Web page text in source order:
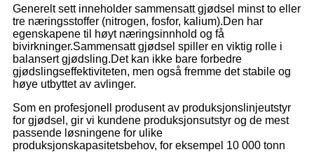
Generelt sett inneholder sammensatt gjødsel minst to eller
tre næringsstoffer (nitrogen, fosfor, kalium).Den har
egenskapene til høyt næringsinnhold og få
bivirkninger.Sammensatt gjødsel spiller en viktig rolle i
balansert gjødsling.Det kan ikke bare forbedre
gjødslingseffektiviteten, men også fremme det stabile og
høye utbyttet av avlinger.
Som en profesjonell produsent av produksjonslinjeutstyr
for gjødsel, gir vi kundene produksjonsutstyr og de mest
passende løsningene for ulike
produksjonskapasitetsbehov, for eksempel 10 000 tonn